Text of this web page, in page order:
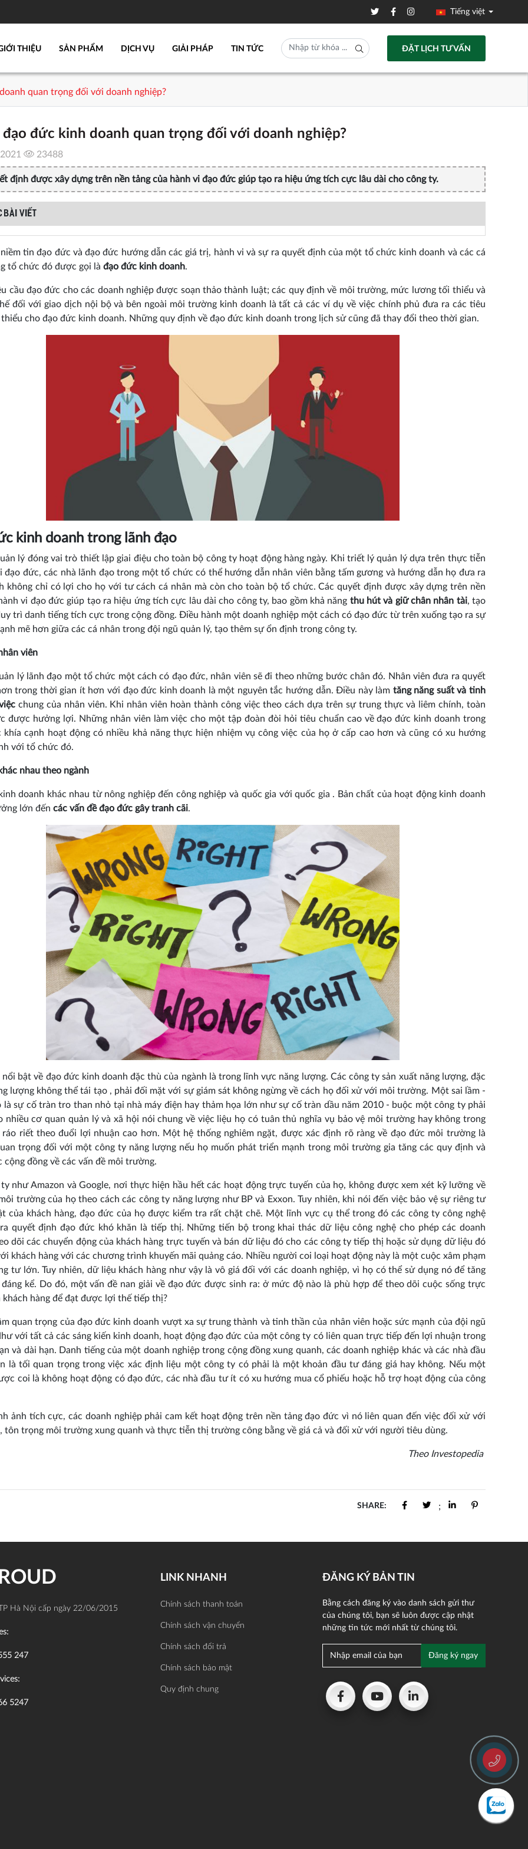
Tiếng việt
THIỆU SẢN PHẨM DỊCH VỤ GIẢI PHÁP TIN TỨC ĐẶT LỊCH TƯ VẤN
quan trọng đối với doanh nghiệp?
đạo đức kinh doanh quan trọng đối với doanh nghiệp?
23488
định được xây dựng trên nền tảng của hành vi đạo đức giúp tạo ra hiệu ứng tích cực lâu dài cho công ty.
BÀI VIẾT
tin đạo đức và đạo đức hướng dẫn các giá trị, hành vi và sự ra quyết định của một tổ chức kinh doanh và các cá
tổ chức đó được gọi là đạo đức kinh doanh.
cầu đạo đức cho các doanh nghiệp được soạn thảo thành luật; các quy định về môi trường, mức lương tối thiểu và
đối với giao dịch nội bộ và bên ngoài môi trường kinh doanh là tất cả các ví dụ về việc chính phủ đưa ra các tiêu
cho đạo đức kinh doanh. Những quy định về đạo đức kinh doanh trong lịch sử cũng đã thay đổi theo thời gian.
kinh doanh trong lãnh đạo
lý đóng vai trò thiết lập giai điệu cho toàn bộ công ty hoạt động hàng ngày. Khi triết lý quản lý dựa trên thực tiễn
đạo đức, các nhà lãnh đạo trong một tổ chức có thể hướng dẫn nhân viên bằng tấm gương và hướng dẫn họ đưa ra
không chỉ có lợi cho họ với tư cách cá nhân mà còn cho toàn bộ tổ chức. Các quyết định được xây dựng trên nền
vi đạo đức giúp tạo ra hiệu ứng tích cực lâu dài cho công ty, bao gồm khả năng thu hút và giữ chân nhân tài, tạo
trì danh tiếng tích cực trong cộng đồng. Điều hành một doanh nghiệp một cách có đạo đức từ trên xuống tạo ra sự
mẽ hơn giữa các cá nhân trong đội ngũ quản lý, tạo thêm sự ổn định trong công ty.
viên
lý lãnh đạo một tổ chức một cách có đạo đức, nhân viên sẽ đi theo những bước chân đó. Nhân viên đưa ra quyết
trong thời gian ít hơn với đạo đức kinh doanh là một nguyên tắc hướng dẫn. Điều này làm tăng năng suất và tinh
chung của nhân viên. Khi nhân viên hoàn thành công việc theo cách dựa trên sự trung thực và liêm chính, toàn
được hưởng lợi. Những nhân viên làm việc cho một tập đoàn đòi hỏi tiêu chuẩn cao về đạo đức kinh doanh trong
khía cạnh hoạt động có nhiều khả năng thực hiện nhiệm vụ công việc của họ ở cấp cao hơn và cũng có xu hướng
với tổ chức đó.
nhau theo ngành
doanh khác nhau từ nông nghiệp đến công nghiệp và quốc gia với quốc gia . Bản chất của hoạt động kinh doanh
lớn đến các vấn đề đạo đức gây tranh cãi.
bật về đạo đức kinh doanh đặc thù của ngành là trong lĩnh vực năng lượng. Các công ty sản xuất năng lượng, đặc
lượng không thể tái tạo , phải đối mặt với sự giám sát không ngừng về cách họ đối xử với môi trường. Một sai lầm -
là sự cố tràn tro than nhỏ tại nhà máy điện hay thảm họa lớn như sự cố tràn dầu năm 2010 - buộc một công ty phải
nhiều cơ quan quản lý và xã hội nói chung về việc liệu họ có tuân thủ nghĩa vụ bảo vệ môi trường hay không trong
ráo riết theo đuổi lợi nhuận cao hơn. Một hệ thống nghiêm ngặt, được xác định rõ ràng về đạo đức môi trường là
trọng đối với một công ty năng lượng nếu họ muốn phát triển mạnh trong môi trường gia tăng các quy định và
cộng đồng về các vấn đề môi trường.
ty như Amazon và Google, nơi thực hiện hầu hết các hoạt động trực tuyến của họ, không được xem xét kỹ lưỡng về
trường của họ theo cách các công ty năng lượng như BP và Exxon. Tuy nhiên, khi nói đến việc bảo vệ sự riêng tư
của khách hàng, đạo đức của họ được kiểm tra rất chặt chẽ. Một lĩnh vực cụ thể trong đó các công ty công nghệ
quyết định đạo đức khó khăn là tiếp thị. Những tiến bộ trong khai thác dữ liệu công nghệ cho phép các doanh
dõi các chuyển động của khách hàng trực tuyến và bán dữ liệu đó cho các công ty tiếp thị hoặc sử dụng dữ liệu đó
khách hàng với các chương trình khuyến mãi quảng cáo. Nhiều người coi loại hoạt động này là một cuộc xâm phạm
tư lớn. Tuy nhiên, dữ liệu khách hàng như vậy là vô giá đối với các doanh nghiệp, vì họ có thể sử dụng nó để tăng
đáng kể. Do đó, một vấn đề nan giải về đạo đức được sinh ra: ở mức độ nào là phù hợp để theo dõi cuộc sống trực
khách hàng để đạt được lợi thế tiếp thị?
quan trọng của đạo đức kinh doanh vượt xa sự trung thành và tinh thần của nhân viên hoặc sức mạnh của đội ngũ
với tất cả các sáng kiến kinh doanh, hoạt động đạo đức của một công ty có liên quan trực tiếp đến lợi nhuận trong
và dài hạn. Danh tiếng của một doanh nghiệp trong cộng đồng xung quanh, các doanh nghiệp khác và các nhà đầu
là tối quan trọng trong việc xác định liệu một công ty có phải là một khoản đầu tư đáng giá hay không. Nếu một
coi là không hoạt động có đạo đức, các nhà đầu tư ít có xu hướng mua cổ phiếu hoặc hỗ trợ hoạt động của công
ảnh tích cực, các doanh nghiệp phải cam kết hoạt động trên nền tảng đạo đức vì nó liên quan đến việc đối xử với
tôn trọng môi trường xung quanh và thực tiễn thị trường công bằng về giá cả và đối xử với người tiêu dùng.
Theo Investopedia
SHARE: ;
Hà Nội cấp ngày 22/06/2015
247
5247
LINK NHANH
Chính sách thanh toán
Chính sách vận chuyển
Chính sách đổi trả
Chính sách bảo mật
Quy định chung
ĐĂNG KÝ BẢN TIN
Bằng cách đăng ký vào danh sách gửi thư
của chúng tôi, bạn sẽ luôn được cập nhật
những tin tức mới nhất từ chúng tôi.